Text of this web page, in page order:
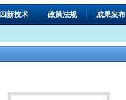
四新技术 政策法规 成果发布